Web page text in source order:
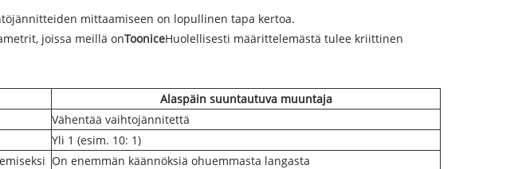
mittaamiseen on lopullinen tapa kertoa.
joissa meillä onTooniceHuolellisesti määrittelemästä tulee kriittinen
Alaspäin suuntautuva muuntaja
Vähentää vaihtojännitettä
Yli 1 (esim. 10: 1)
On enemmän käännöksiä ohuemmasta langasta